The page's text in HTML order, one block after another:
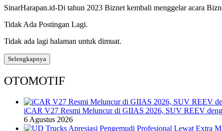
SinarHarapan.id-Di tahun 2023 Biznet kembali menggelar acara
Tidak Ada Postingan Lagi.
Tidak ada lagi halaman untuk dimuat.
Selengkapnya
OTOMOTIF
iCAR V27 Resmi Meluncur di GIIAS 2026, SUV REEV
6 Agustus 2026